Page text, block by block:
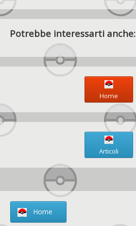
Potrebbe interessarti anche:
Home
Articoli
Home